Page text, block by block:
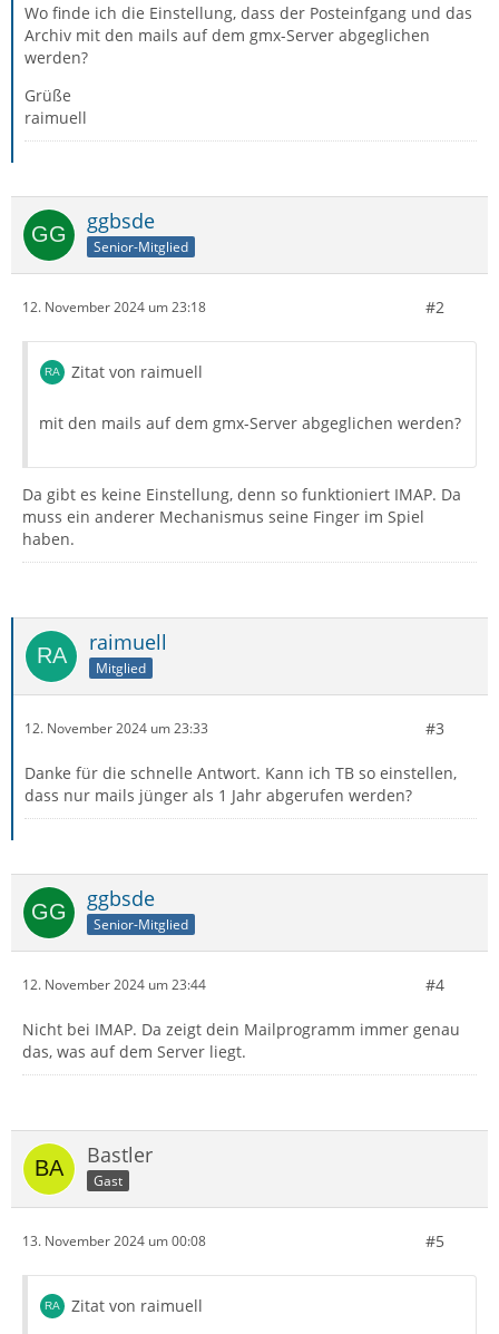
Wo finde ich die Einstellung, dass der Posteinfgang und das
Archiv mit den mails auf dem gmx-Server abgeglichen
werden?
Grüße
raimuell
ggbsde
Senior-Mitglied
12. November 2024 um 23:18 #2
Zitat von raimuell
mit den mails auf dem gmx-Server abgeglichen werden?
Da gibt es keine Einstellung, denn so funktioniert IMAP. Da
muss ein anderer Mechanismus seine Finger im Spiel
haben.
raimuell
Mitglied
12. November 2024 um 23:33 #3
Danke für die schnelle Antwort. Kann ich TB so einstellen,
dass nur mails jünger als 1 Jahr abgerufen werden?
ggbsde
Senior-Mitglied
12. November 2024 um 23:44 #4
Nicht bei IMAP. Da zeigt dein Mailprogramm immer genau
das, was auf dem Server liegt.
Bastler
Gast
13. November 2024 um 00:08 #5
Zitat von raimuell